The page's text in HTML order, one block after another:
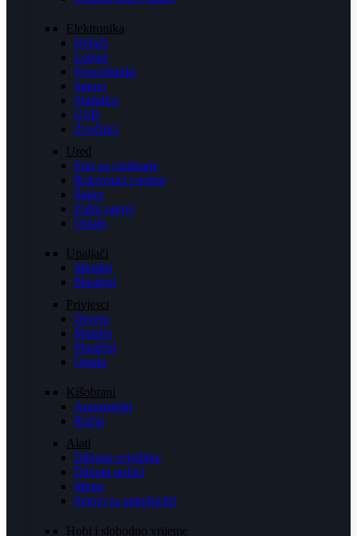
Elektronika
Držači
Lampe
Powerbanks
Satovi
Slušalice
USB
Zvučnici
Ured
Etui za vizitkarte
Rokovnici i notesi
Šalice
Zidni satovi
Ostalo
Upaljači
Metalni
Plastični
Privjesci
Drveni
Metalni
Plastični
Ostalo
Kišobrani
Automatski
Ručni
Alati
Džepne svjetiljke
Džepni nožići
Metar
Setovi za auto/bicikl
Hobi i slobodno vrijeme